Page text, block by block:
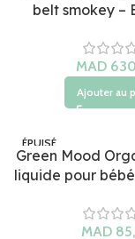
belt smokey –
MAD
Ajouter au
ÉPUISÉ
Green Mood
liquide pour
MAD